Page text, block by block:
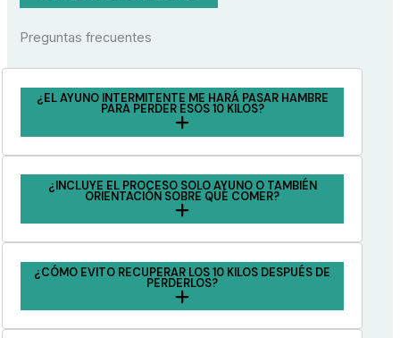
Preguntas frecuentes
¿EL AYUNO INTERMITENTE ME HARÁ PASAR HAMBRE
PARA PERDER ESOS 10 KILOS?
¿INCLUYE EL PROCESO SOLO AYUNO O TAMBIÉN
ORIENTACIÓN SOBRE QUÉ COMER?
¿CÓMO EVITO RECUPERAR LOS 10 KILOS DESPUÉS DE
PERDERLOS?